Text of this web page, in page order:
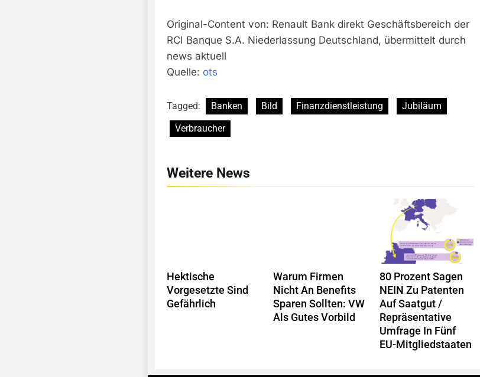
Original-Content von: Renault Bank direkt Geschäftsbereich der
RCI Banque S.A. Niederlassung Deutschland, übermittelt durch
news aktuell
Quelle: ots
Tagged: Banken Bild Finanzdienstleistung
Jubiläum
Verbraucher
Weitere News
Hektische
Vorgesetzte Sind
Gefährlich
Warum Firmen
Nicht An Benefits
Sparen Sollten: VW
Als Gutes Vorbild
80 Prozent Sagen
NEIN Zu Patenten
Auf Saatgut /
Repräsentative
Umfrage In Fünf
EU-Mitgliedstaaten